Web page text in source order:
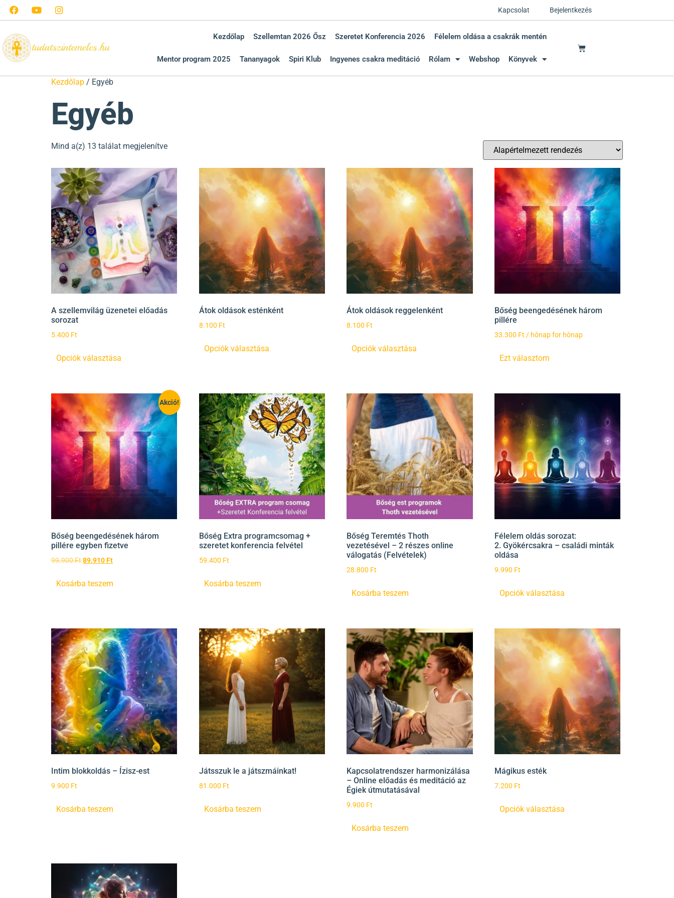
Kapcsolat Bejelentkezés
Kezdőlap Szellemtan 2026 Ősz Szeretet Konferencia 2026 Félelem oldása a csakrák mentén
Mentor program 2025 Tananyagok Spiri Klub Ingyenes csakra meditáció Rólam Webshop Könyvek
Kezdőlap / Egyéb
Egyéb
Mind a(z) 13 találat megjelenítve
A szellemvilág üzenetei előadás
sorozat
5.400 Ft
Opciók választása
Átok oldások esténként
8.100 Ft
Opciók választása
Átok oldások reggelenként
8.100 Ft
Opciók választása
Bőség beengedésének három
pillére
33.300 Ft / hónap for hónap
Ezt választom
Akció!
Bőség beengedésének három
pillére egyben fizetve
99.900Ft89.910Ft
Kosárba teszem
Bőség Extra programcsomag +
szeretet konferencia felvétel
59.400 Ft
Kosárba teszem
Bőség Teremtés Thoth
vezetésével – 2 részes online
válogatás (Felvételek)
28.800 Ft
Kosárba teszem
Félelem oldás sorozat:
2. Gyökércsakra – családi minták
oldása
9.990 Ft
Opciók választása
Intim blokkoldás – Ízisz-est
9.900 Ft
Kosárba teszem
Játsszuk le a játszmáinkat!
81.000 Ft
Kosárba teszem
Kapcsolatrendszer harmonizálása
– Online előadás és meditáció az
Égiek útmutatásával
9.900 Ft
Kosárba teszem
Mágikus esték
7.200 Ft
Opciók választása